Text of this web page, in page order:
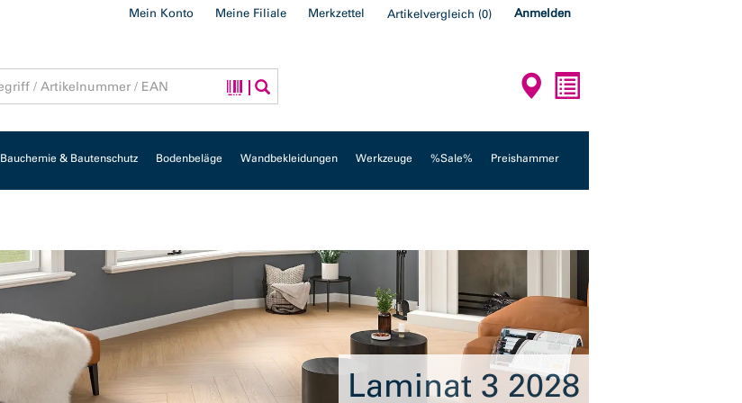
Mein Konto Meine Filiale Merkzettel Artikelvergleich (0) Anmelden
Bauchemie & Bautenschutz Bodenbeläge Wandbekleidungen Werkzeuge %Sale% Preishammer
Laminat 3 2028